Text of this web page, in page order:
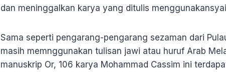
dan meninggalkan karya yang ditulis
Sama seperti pengarang-pengarang sezaman dari
masih memnggunakan tulisan jawi atau huruf Arab
manuskrip Or, 106 karya Mohammad Cassim ini